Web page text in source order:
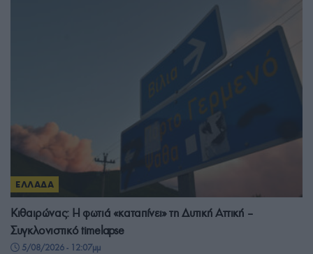
ΕΛΛΑΔΑ
Κιθαιρώνας: Η φωτιά «καταπίνει» τη Δυτική Αττική –
Συγκλονιστικό timelapse
5/08/2026 - 12:07μμ